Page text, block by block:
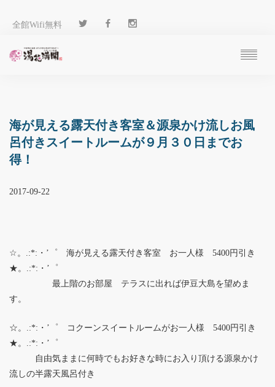
全館Wifi無料
客 室
温 泉
料 理
施 設
アクセス
海が見える露天付き客室＆源泉かけ流しお風
呂付きスイートルームが９月３０日までお
得！
2017-09-22
☆。.:*:・’゜ 海が見える露天付き客室 お一人様 5400円引き
★。.:*:・’゜
最上階のお部屋 テラスに出れば伊豆大島を望めま
す。
☆。.:*:・’゜ コクーンスイートルームがお一人様 5400円引き
★。.:*:・’゜
自由気ままに何時でもお好きな時にお入り頂ける源泉かけ
流しの半露天風呂付き